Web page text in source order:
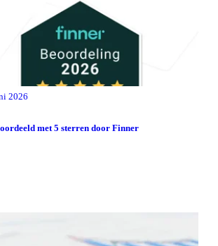
2026
met 5 sterren door Finner